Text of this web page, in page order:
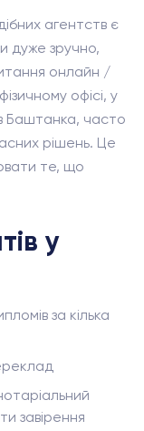
агентств є
дуже зручно,
онлайн /
офісі, у
Баштанка, часто
рішень. Це
те, що
у
за кілька
завірення